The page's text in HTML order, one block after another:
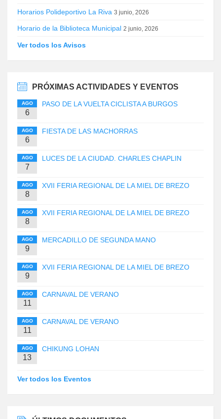
Horarios Polideportivo La Riva 3 junio, 2026
Horario de la Biblioteca Municipal 2 junio, 2026
Ver todos los Avisos
PRÓXIMAS ACTIVIDADES Y EVENTOS
AGO
6
PASO DE LA VUELTA CICLISTA A BURGOS
AGO
6
FIESTA DE LAS MACHORRAS
AGO
7
LUCES DE LA CIUDAD. CHARLES CHAPLIN
AGO
8
XVII FERIA REGIONAL DE LA MIEL DE BREZO
AGO
8
XVII FERIA REGIONAL DE LA MIEL DE BREZO
AGO
9
MERCADILLO DE SEGUNDA MANO
AGO
9
XVII FERIA REGIONAL DE LA MIEL DE BREZO
AGO
11
CARNAVAL DE VERANO
AGO
11
CARNAVAL DE VERANO
AGO
13
CHIKUNG LOHAN
Ver todos los Eventos